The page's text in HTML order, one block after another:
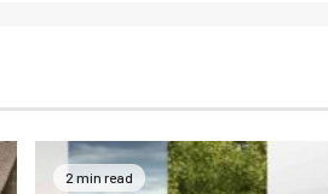
2 min read